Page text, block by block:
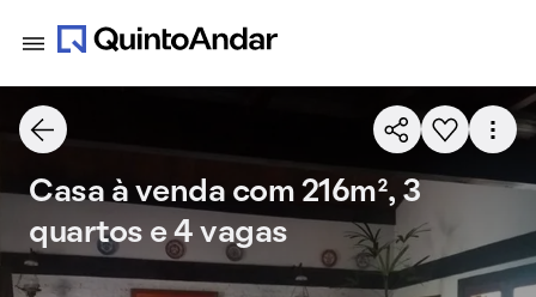
Casa à venda com 216m², 3
quartos e 4 vagas